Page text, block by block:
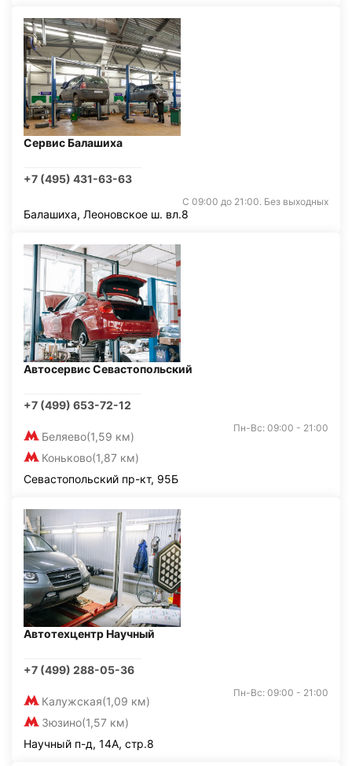
Сервис Балашиха
+7 (495) 431-63-63
С 09:00 до 21:00. Без выходных
Балашиха, Леоновское ш. вл.8
Автосервис Севастопольский
+7 (499) 653-72-12
Беляево(1,59 км)
Коньково(1,87 км)
Пн-Вс: 09:00 - 21:00
Севастопольский пр-кт, 95Б
Автотехцентр Научный
+7 (499) 288-05-36
Калужская(1,09 км)
Зюзино(1,57 км)
Пн-Вс: 09:00 - 21:00
Научный п-д, 14А, стр.8